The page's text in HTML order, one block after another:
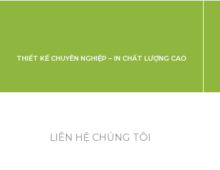
THIẾT KẾ CHUYÊN NGHIỆP – IN CHẤT LƯỢNG CAO
LIÊN HỆ CHÚNG TÔI